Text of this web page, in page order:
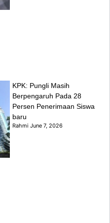
KPK: Pungli Masih
Berpengaruh Pada 28
Persen Penerimaan Siswa
baru
RahmiJune 7, 2026